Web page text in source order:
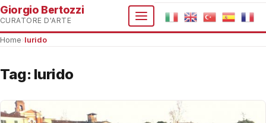
Giorgio Bertozzi
CURATORE D'ARTE
Home lurido
Tag: lurido